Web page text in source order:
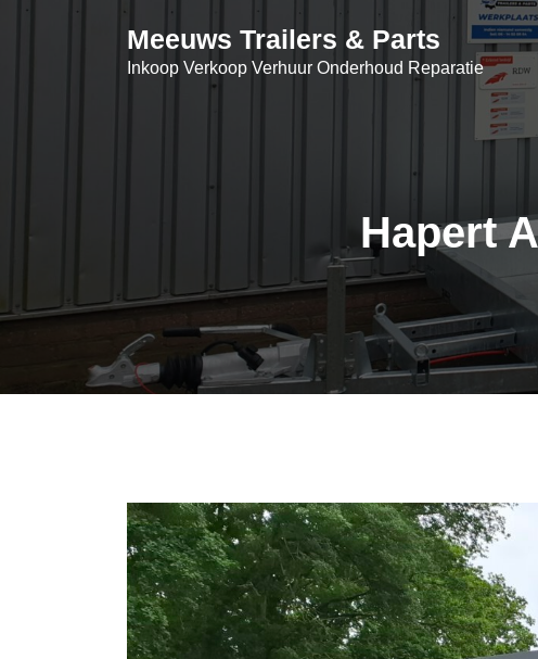
Skip
Meeuws Trailers & Parts
Inkoop Verkoop Verhuur Onderhoud Reparatie
Hapert